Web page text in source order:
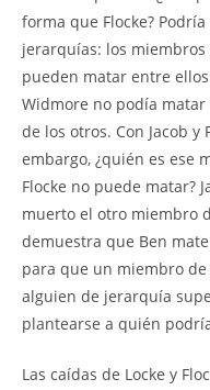
forma que Flocke?
jerarquías: los
pueden matar entre
Widmore no podía matar
de los otros. Con Jacob y
embargo, ¿quién es ese
Flocke no puede matar?
muerto el otro miembro
demuestra que Ben
para que un miembro
alguien de jerarquía
plantearse a quién
Las caídas de Locke y